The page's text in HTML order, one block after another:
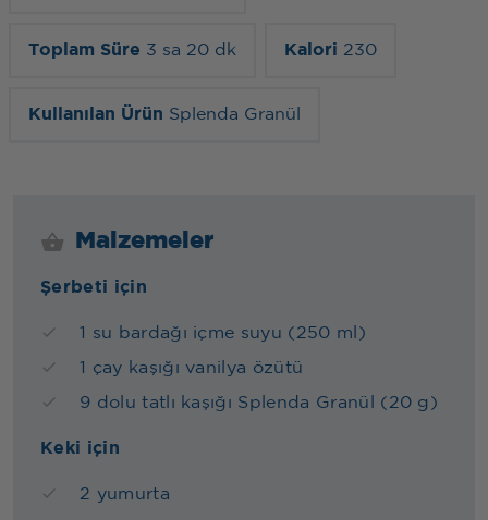
Toplam Süre 3 sa 20 dk Kalori 230
Kullanılan Ürün Splenda Granül
Malzemeler
Şerbeti için
1 su bardağı içme suyu (250 ml)
1 çay kaşığı vanilya özütü
9 dolu tatlı kaşığı Splenda Granül (20 g)
Keki için
2 yumurta